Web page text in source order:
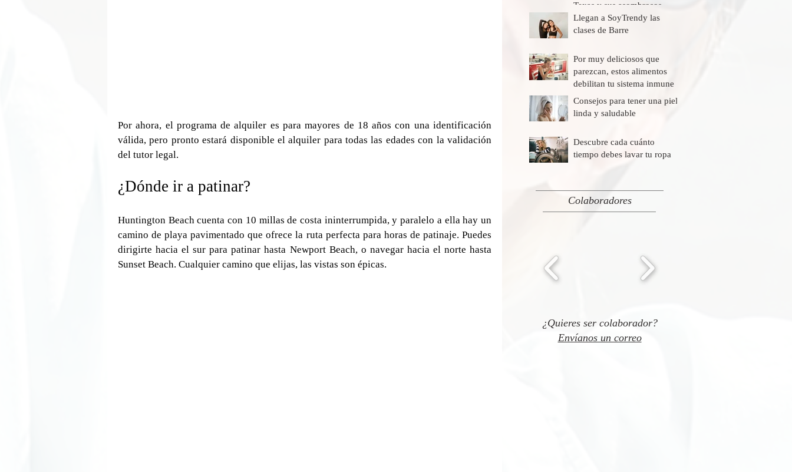
Por ahora, el programa de alquiler es para mayores de 18 años con una identificación
válida, pero pronto estará disponible el alquiler para todas las edades con la validación
del tutor legal.
¿Dónde ir a patinar?
Huntington Beach cuenta con 10 millas de costa ininterrumpida, y paralelo a ella hay un
camino de playa pavimentado que ofrece la ruta perfecta para horas de patinaje. Puedes
dirigirte hacia el sur para patinar hasta Newport Beach, o navegar hacia el norte hasta
Sunset Beach. Cualquier camino que elijas, las vistas son épicas.
Texas y sus asombrosos
descuentos!
Llegan a SoyTrendy las
clases de Barre
Por muy deliciosos que
parezcan, estos alimentos
debilitan tu sistema inmune
Consejos para tener una piel
linda y saludable
Descubre cada cuánto
tiempo debes lavar tu ropa
Colaboradores
¿Quieres ser colaborador?
Envíanos un correo